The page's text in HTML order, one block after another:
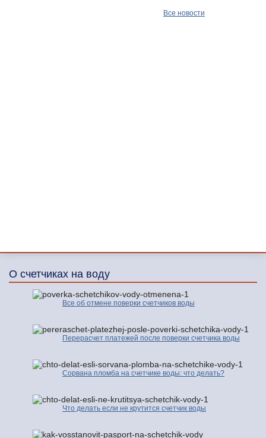
Все новости
О счетчиках на воду
Все об отмене поверки счетчиков воды
Перерасчет платежей после поверки счетчика воды
Сорвана пломба на счетчике воды: что делать?
Что делать если не крутится счетчик воды